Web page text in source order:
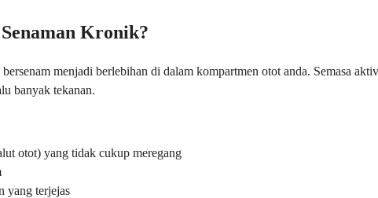
Kronik?
menjadi berlebihan di dalam kompartmen otot anda. Semasa
banyak tekanan.
otot) yang tidak cukup meregang
yang terjejas